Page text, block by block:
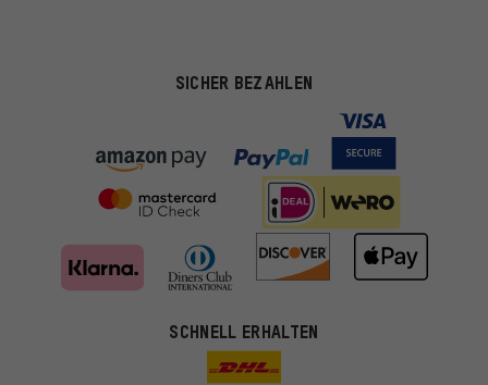
SICHER BEZAHLEN
SCHNELL ERHALTEN